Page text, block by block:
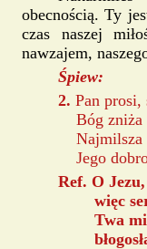
obecnością. Ty
czas naszej
nawzajem,
Śpiew:
2. Pan prosi,
Bóg zniża
Najmilsza
Jego
Ref. O
więc
Twa